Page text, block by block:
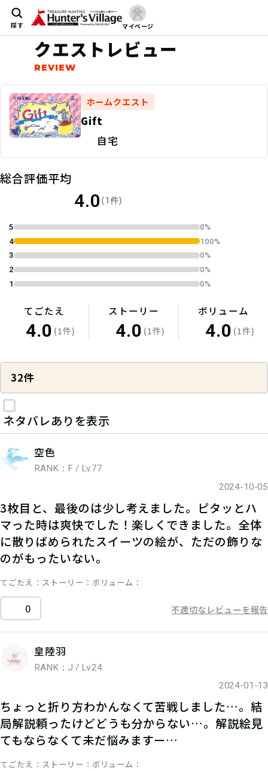
探す マイページ
クエストレビュー
ホームクエスト
Gift
自宅
総合評価平均
4.0 (1件)
5
0%
4
100%
3
0%
2
0%
1
0%
てごたえ
4.0 (1件)
ストーリー
4.0 (1件)
ボリューム
4.0 (1件)
32件
ネタバレありを表示
空色
RANK：F / Lv.77
2024-10-05
3枚目と、最後のは少し考えました。ピタッとハ
マった時は爽快でした！楽しくできました。全体
に散りばめられたスイーツの絵が、ただの飾りな
のがもったいない。
てごたえ ストーリー ボリューム
0 不適切なレビューを報告
皇陸羽
RANK：J / Lv.24
2024-01-13
ちょっと折り方わかんなくて苦戦しました…。結
局解説頼ったけどどうも分からない…。解説絵見
てもならなくて未だ悩みますー…
てごたえ ストーリー ボリューム